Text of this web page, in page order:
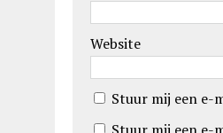
Website
Stuur mij een e-